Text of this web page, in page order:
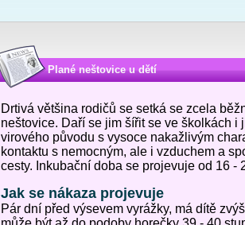
Plané neštovice u dětí
Drtivá většina rodičů se setká se zcela
neštovice. Daří se jim šířit se ve školkách
virového původu s vysoce nakažlivým
kontaktu s nemocným, ale i vzduchem a
cesty. Inkubační doba se projevuje od 16
Jak se nákaza projevuje
Pár dní před výsevem vyrážky, má dítě